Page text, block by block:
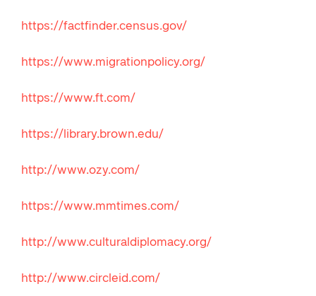
https://factfinder.census.gov/
https://www.migrationpolicy.org/
https://www.ft.com/
https://library.brown.edu/
http://www.ozy.com/
https://www.mmtimes.com/
http://www.culturaldiplomacy.org/
http://www.circleid.com/